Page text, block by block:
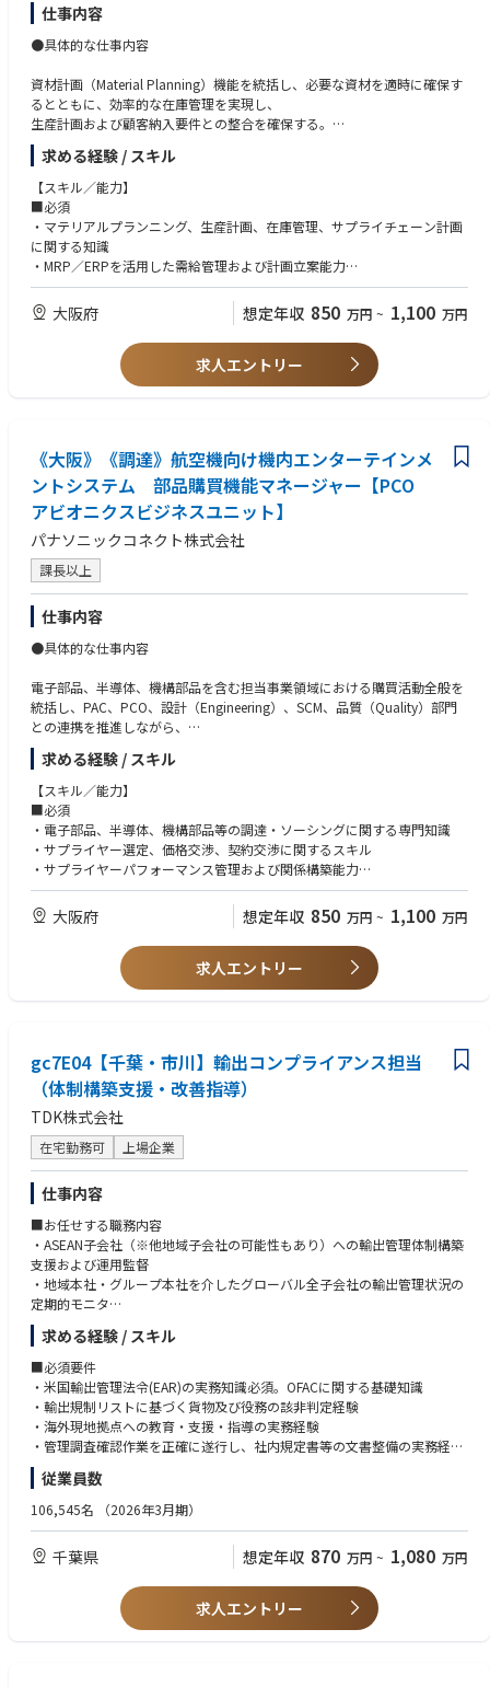
■期待すること
実務ベースでの即戦力はもちろんのこと、安貿の全社への浸透のためのマ
■キャリアパスイメージ
安全保障貿易管理課での管理職への任用。
輸出管理部門への配属経験により、安貿関連業務のエキスパート化。
入社希望者が望むなら、上記の候補としての採用も可能。
■本ポジションの業務の一日の流れ
ほぼ毎日申請が来るので、その審査の実施がメイン。
その他、規程、管理体制の見直し、チェックリスト作成、教育の実施等。
仕事内容
●具体的な仕事内容
資材計画（Material Planning）機能を統括し、必要な資材を適時に確保す
るとともに、効率的な在庫管理を実現し、
生産計画および顧客納入要件との整合を確保する。
■資材計画（３５％）
・短期および中長期の事業目標、生産計画、顧客納入目標を支える資材計
画を策定・維持・実行
・業務効率向上、コスト削減、納期遵守率向上を目的として、計画業務プ
ロセスおよび手順を整備・見直し・改善
・設計変更や突発的な変更要求も含め、必要な資材が適時に発注・手配・
・過剰在庫、陳腐化在庫、中止プロジェクト向け資材、納期延期資材など
のリスク最小化
■在庫評価・分析（３５％）
・顧客納期、生産能力、および品質要求を満たすためのスケジュール策
・MRP／ERPを活用した需給管理、発注管理、納期管理
・適正在庫維持および過剰在庫・滞留在庫の削減施策推進
■継続的改善（１５％）
・計画業務、スケジューリング、在庫管理、調達支援業務における効率化
とコスト削減を推進
・スケジュール遵守率、サプライヤーパフォーマンス、在庫管理、資材供
給状況に関するKPI管理
・部下の採用、教育、評価、育成
よう管理
求める経験 / スキル
【スキル／能力】
■必須
・マテリアルプランニング、生産計画、在庫管理、サプライチェーン計画
に関する知識
・MRP／ERPを活用した需給管理および計画立案能力
・需要予測、在庫データ、購買データ等を分析し、課題を特定・改善する
能力
・サプライヤー、調達、製造部門など関係者との調整・折衝能力
・複数の優先事項を整理し、計画的に業務を推進する能力
・業務改善やプロセス最適化を推進できる課題解決力
・SAP、Oracle等のERPシステム活用スキル
・Six Sigma等の改善手法に関する知識
【経験／資格】
■必須
・生産計画、資材計画、需給管理、在庫管理、サプライチェーン管理等の
実務経験（目安10年以上）
・MRP／ERPシステムを利用した計画業務経験
・製造部門、調達部門、サプライヤー等との協働経験
・学士号（BS／BA）または同等の学歴
■歓迎
・IFE業界または航空業界での業務経験
・SAP、Oracle等のERP導入・運用経験
・業務改善やプロセス改革プロジェクトのリード経験
・APICS CPIM、CSCP、ISM CPSM、Six Sigma等の関連資格
・MBA取得者
大阪府 想定年収 850 万円 ~ 1,100 万円
求人エントリー
《大阪》《調達》航空機向け機内エンターテインメ
ントシステム 部品購買機能マネージャー【PCO
アビオニクスビジネスユニット】
パナソニックコネクト株式会社
課長以上
仕事内容
●具体的な仕事内容
電子部品、半導体、機構部品を含む担当事業領域における購買活動全般を
統括し、PAC、PCO、設計（Engineering）、SCM、品質（Quality）部門
との連携を推進しながら、
コスト削減、生産性向上、および部門横断的な協業を推進
■ 調達およびサプライヤーマネジメント（40%）
・担当事業領域における電子部品、半導体、機構部品の調達戦の策定・実
行
・サプライヤーの選定、価格・契約交渉、契約締結支援、およびサプライ
ヤーパフォーマンス管理を主導し、コスト、品質、納期等の目標達成
化、生産資材の安定供給を確保
■ 戦略立案および供給リスク管理（40%）
・部品不足、生産終了（EOL）リスク、サプライヤー能力不足、地政学的
リスクを特定／エスカレーション／低減し、安定供給を確保
・社内グローバル関連部門と連携し、調達戦略の整合、供給課題の解決、
カテゴリーマネジメントおよび戦略的サプライヤー育成を推進
■ リーダーシップおよびチーム育成（20%）
・部下の採用、教育、評価、育成
・調達に関する意思決定を主導、チームの優先順位が事業目標と整合する
よう管理
求める経験 / スキル
【スキル／能力】
■必須
・電子部品、半導体、機構部品等の調達・ソーシングに関する専門知識
・サプライヤー選定、価格交渉、契約交渉に関するスキル
・サプライヤーパフォーマンス管理および関係構築能力
・部材不足、生産中止（EOL）、供給能力不足等の調達リスク管理能力
・コスト削減や業務改善を推進する問題解決力
・社内外の関係者を巻き込むコミュニケーション力・調整力
・ビジネスレベルの英語力
・SAP、Oracle等のERPシステム活用スキル
・Six Sigma等の改善手法に関する知識
【経験／資格】
■必須
・調達、購買、ソーシング、サプライチェーン領域での実務経験（目安10
年以上）
・サプライヤー交渉および調達リスク管理の経験
・グローバルサプライヤーとの取引・調整経験
・学士号（BS/BA）または同等の学歴
■歓迎
・航空宇宙、防衛、IFE、アビオニクス業界での経験
・自動車、産業機器メーカーでの調達経験
・グローバル調達やカテゴリーマネジメント経験
・MBA取得者
・CPSM、Six Sigma等の関連資格
・SAPまたはOracleの利用経験
大阪府 想定年収 850 万円 ~ 1,100 万円
求人エントリー
gc7E04【千葉・市川】輸出コンプライアンス担当
（体制構築支援・改善指導）
TDK株式会社
在宅勤務可 上場企業
仕事内容
■お任せする職務内容
・ASEAN子会社（※他地域子会社の可能性もあり）への輸出管理体制構築
支援および運用監督
・地域本社・グループ本社を介したグローバル全子会社の輸出管理状況の
定期的モニタ
・管轄組織別に実施するグループ会社への輸出監査補助（実施後のフォロ
ーアップ含む）
・子会社への輸出管理強化ツール導入推進および運用支援
*ご入社後は、まず当社のグローバル輸出管理組織の構成と規程に基づく
役割を理解いただいた上で、ASEAN子会社の輸出管理体制構築支援を中心
にご担当いただきます。その後、段階的にグループ会社全体の実情調査、
*仕事内容の変更範囲：会社の定める業務全般
■組織のミッション
当室はTDKの輸出管理グローバル本部として、地域本部を通じて全てのグ
ローバル子会社の輸出管理体制の構築・改善・強化を支援し、各社に適用
みづくりをミッションとしています。
求める経験 / スキル
■必須要件
・米国輸出管理法令(EAR)の実務知識必須。OFACに関する基礎知識
・輸出規制リストに基づく貨物及び役務の該非判定経験
・海外現地拠点への教育・支援・指導の実務経験
・管理調査確認作業を正確に遂行し、社内規定書等の文書整備の実務経験
・会議体の議事録や報告書、資料等の作成能力（PPT、Word、Excel）
・英語力：会議での資料発表や議事録記載が問題なく行えるレベル(目安：
TOEIC 730)，英語等を口頭による子会社への教育、メール対応、資料・議
■歓迎要件
・理系バックグラウンドで、技術内容の理解があること
・FormsやSharePointなどのツールを利用した調査および業務管理の仕組
み化、運用設計の実務経験
従業員数
106,545名 （2026年3月期）
千葉県 想定年収 870 万円 ~ 1,080 万円
求人エントリー